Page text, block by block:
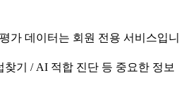
가 데이터는 회원 전용 서비스입니
찾기 / AI 적합 진단 등 중요한 정보